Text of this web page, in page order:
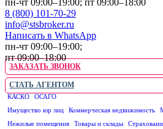
пн-чт 09:00–19:00; пт 09:00–18:00
8 (800) 101-70-29
info@stsbroker.ru
Написать в WhatsApp
пн-чт 09:00–19:00;
пт 09:00–18:00
ЗАКАЗАТЬ ЗВОНОК
СТАТЬ АГЕНТОМ
КАСКО ОСАГО
Имущество юр лиц
Коммерческая недвижимость
Нежилые помещения
Товары и склады